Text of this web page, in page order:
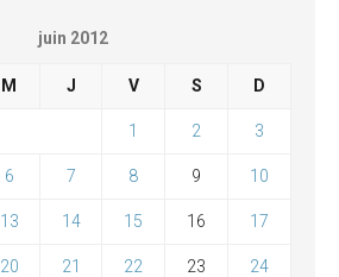
juin 2012
M J V S D
1 2 3
6 7 8 9 10
13 14 15 16 17
20 21 22 23 24